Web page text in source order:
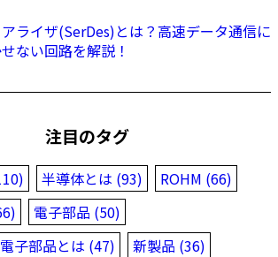
ライザ(SerDes)とは？高速データ通信に
ない回路を解説！
注目のタグ
半導体とは (93)
ROHM (66)
電子部品 (50)
子部品とは (47)
新製品 (36)